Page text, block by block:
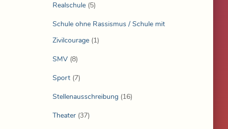
Realschule(5)
Schule ohne Rassismus / Schule mit
Zivilcourage(1)
SMV(8)
Sport(7)
Stellenausschreibung(16)
Theater(37)